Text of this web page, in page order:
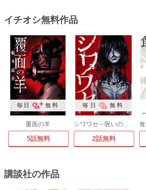
イチオシ無料作品
毎日 無料
覆面の羊
5話無料
毎日 無料
シワワセ～呪いの指輪
2話無料
講談社の作品